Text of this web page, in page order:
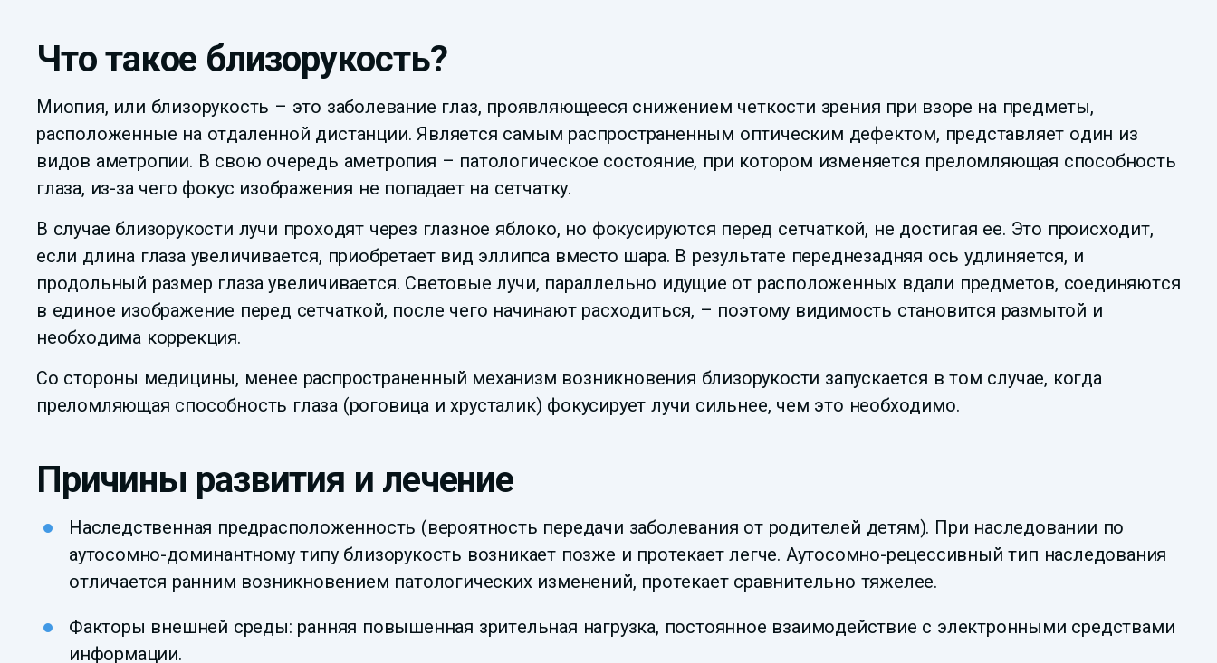
Что такое близорукость?
Миопия, или близорукость – это заболевание глаз, проявляющееся снижением четкости зрения при взоре на предметы,
расположенные на отдаленной дистанции. Является самым распространенным оптическим дефектом, представляет один из
видов аметропии. В свою очередь аметропия – патологическое состояние, при котором изменяется преломляющая способность
глаза, из-за чего фокус изображения не попадает на сетчатку.
В случае близорукости лучи проходят через глазное яблоко, но фокусируются перед сетчаткой, не достигая ее. Это происходит,
если длина глаза увеличивается, приобретает вид эллипса вместо шара. В результате переднезадняя ось удлиняется, и
продольный размер глаза увеличивается. Световые лучи, параллельно идущие от расположенных вдали предметов, соединяются
в единое изображение перед сетчаткой, после чего начинают расходиться, – поэтому видимость становится размытой и
необходима коррекция.
Со стороны медицины, менее распространенный механизм возникновения близорукости запускается в том случае, когда
преломляющая способность глаза (роговица и хрусталик) фокусирует лучи сильнее, чем это необходимо.
Причины развития и лечение
Наследственная предрасположенность (вероятность передачи заболевания от родителей детям). При наследовании по
аутосомно-доминантному типу близорукость возникает позже и протекает легче. Аутосомно-рецессивный тип наследования
отличается ранним возникновением патологических изменений, протекает сравнительно тяжелее.
Факторы внешней среды: ранняя повышенная зрительная нагрузка, постоянное взаимодействие с электронными средствами
информации.